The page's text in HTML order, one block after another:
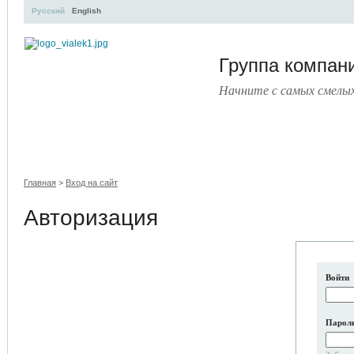
Группа
Начните с самых
Русский English
Главная > Вход на сайт
Авторизация
Войти